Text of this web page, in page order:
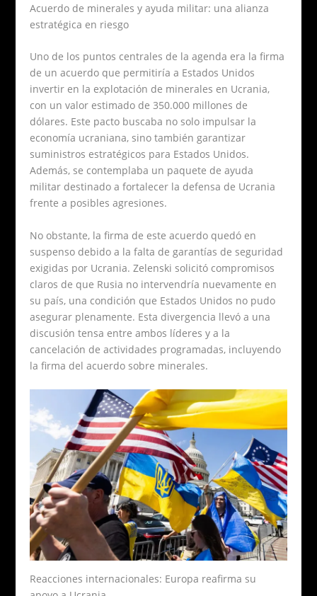
Acuerdo de minerales y ayuda militar: una alianza
estratégica en riesgo
Uno de los puntos centrales de la agenda era la firma
de un acuerdo que permitiría a Estados Unidos
invertir en la explotación de minerales en Ucrania,
con un valor estimado de 350.000 millones de
dólares. Este pacto buscaba no solo impulsar la
economía ucraniana, sino también garantizar
suministros estratégicos para Estados Unidos.
Además, se contemplaba un paquete de ayuda
militar destinado a fortalecer la defensa de Ucrania
frente a posibles agresiones.
No obstante, la firma de este acuerdo quedó en
suspenso debido a la falta de garantías de seguridad
exigidas por Ucrania. Zelenski solicitó compromisos
claros de que Rusia no intervendría nuevamente en
su país, una condición que Estados Unidos no pudo
asegurar plenamente. Esta divergencia llevó a una
discusión tensa entre ambos líderes y a la
cancelación de actividades programadas, incluyendo
la firma del acuerdo sobre minerales.
Reacciones internacionales: Europa reafirma su